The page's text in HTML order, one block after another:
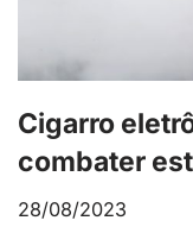
Cigarro
combater
28/08/2023